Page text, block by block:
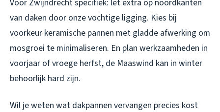
Voor Zwijndrecht specifiek: let extra op noordkanten
van daken door onze vochtige ligging. Kies bij
voorkeur keramische pannen met gladde afwerking om
mosgroei te minimaliseren. En plan werkzaamheden in
voorjaar of vroege herfst, de Maaswind kan in winter
behoorlijk hard zijn.
Wil je weten wat dakpannen vervangen precies kost